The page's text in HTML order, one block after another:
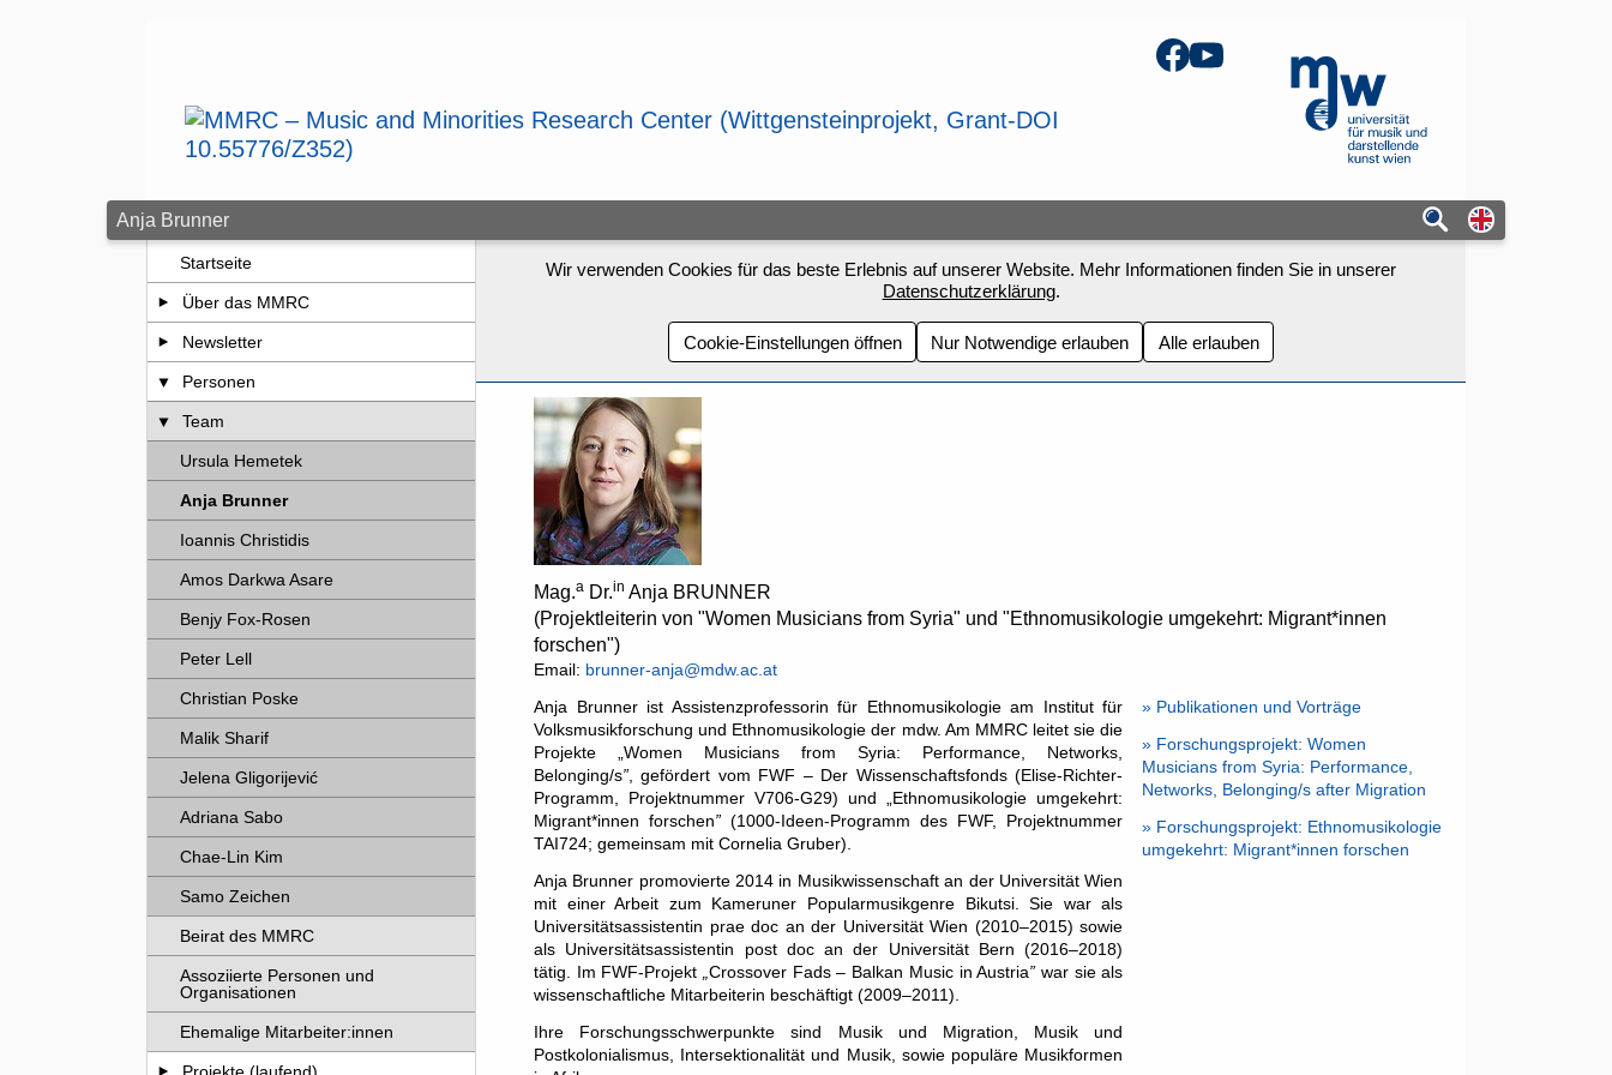
mdw - Homepage
Facebook
YouTube
Anja Brunner Switch to
Startseite
Über das MMRC
Newsletter
Personen
Team
Ursula Hemetek
Anja Brunner
Ioannis Christidis
Amos Darkwa Asare
Benjy Fox-Rosen
Peter Lell
Christian Poske
Malik Sharif
Jelena Gligorijević
Adriana Sabo
Chae-Lin Kim
Samo Zeichen
Beirat des MMRC
Assoziierte Personen und
Organisationen
Ehemalige Mitarbeiter:innen
Wir verwenden Cookies für das beste Erlebnis auf unserer Website. Mehr Informationen finden Sie in unserer
Datenschutzerklärung.
Cookie-Einstellungen öffnen Nur Notwendige erlauben Alle erlauben
Mag.a Dr.in Anja BRUNNER
(Projektleiterin von "Women Musicians from Syria" und "Ethnomusikologie umgekehrt: Migrant*innen
forschen")
Email: brunner-anja@mdw.ac.at
Anja Brunner ist Assistenzprofessorin für Ethnomusikologie am Institut für
Volksmusikforschung und Ethnomusikologie der mdw. Am MMRC leitet sie die
Projekte „Women Musicians from Syria: Performance, Networks,
Belonging/s” , gefördert vom FWF – Der Wissenschaftsfonds (Elise-Richter-
Programm, Projektnummer V706-G29) und „Ethnomusikologie umgekehrt:
Migrant*innen forschen” (1000-Ideen-Programm des FWF, Projektnummer
TAI724; gemeinsam mit Cornelia Gruber).
Anja Brunner promovierte 2014 in Musikwissenschaft an der Universität Wien
mit einer Arbeit zum Kameruner Popularmusikgenre Bikutsi. Sie war als
Universitätsassistentin prae doc an der Universität Wien (2010–2015) sowie
als Universitätsassistentin post doc an der Universität Bern (2016–2018)
tätig. Im FWF-Projekt
„Crossover Fads – Balkan Music in Austria” war sie als
wissenschaftliche Mitarbeiterin beschäftigt (2009–2011).
Ihre Forschungsschwerpunkte sind Musik und Migration, Musik und
Postkolonialismus, Intersektionalität und Musik, sowie populäre Musikformen
» Publikationen und Vorträge
» Forschungsprojekt: Women
Musicians from Syria: Performance,
Networks, Belonging/s after Migration
» Forschungsprojekt: Ethnomusikologie
umgekehrt: Migrant*innen forschen